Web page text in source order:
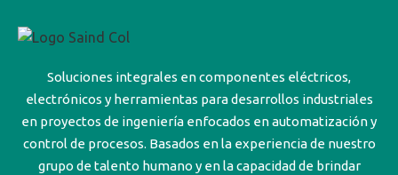
Soluciones integrales en componentes eléctricos,
electrónicos y herramientas para desarrollos industriales
en proyectos de ingeniería enfocados en automatización y
control de procesos. Basados en la experiencia de nuestro
grupo de talento humano y en la capacidad de brindar